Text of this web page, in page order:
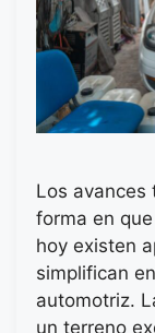
Los avances
forma en
hoy existen
simplifican
automotriz.
un terreno